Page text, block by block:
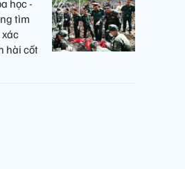
học -
tìm
xác
hài cốt